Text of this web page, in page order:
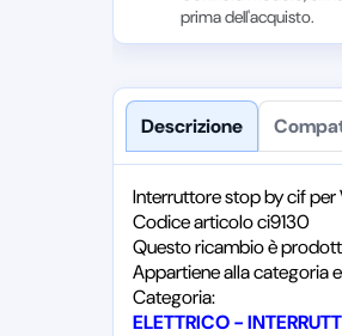
prima dell'acquisto.
Descrizione
Interruttore stop by cif
Codice articolo ci9130
Questo ricambio è
Appartiene alla categoria
Categoria:
ELETTRICO -